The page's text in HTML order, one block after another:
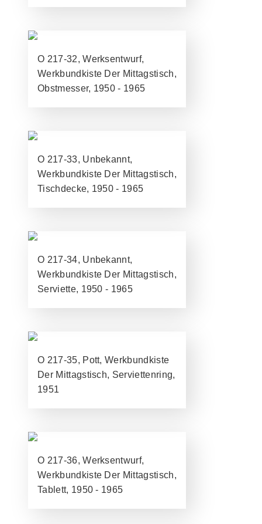
O 217-32, Werksentwurf,
Werkbundkiste Der Mittagstisch,
Obstmesser, 1950 - 1965
O 217-33, Unbekannt,
Werkbundkiste Der Mittagstisch,
Tischdecke, 1950 - 1965
O 217-34, Unbekannt,
Werkbundkiste Der Mittagstisch,
Serviette, 1950 - 1965
O 217-35, Pott, Werkbundkiste
Der Mittagstisch, Serviettenring,
1951
O 217-36, Werksentwurf,
Werkbundkiste Der Mittagstisch,
Tablett, 1950 - 1965